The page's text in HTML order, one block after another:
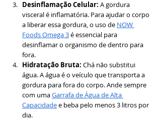
Desinflamação Celular: A gordura
visceral é inflamatória. Para ajudar o corpo
a liberar essa gordura, o uso de NOW
Foods Omega 3 é essencial para
desinflamar o organismo de dentro para
fora.
Hidratação Bruta: Chá não substitui
água. A água é o veículo que transporta a
gordura para fora do corpo. Ande sempre
com uma Garrafa de Água de Alta
Capacidade e beba pelo menos 3 litros por
dia.